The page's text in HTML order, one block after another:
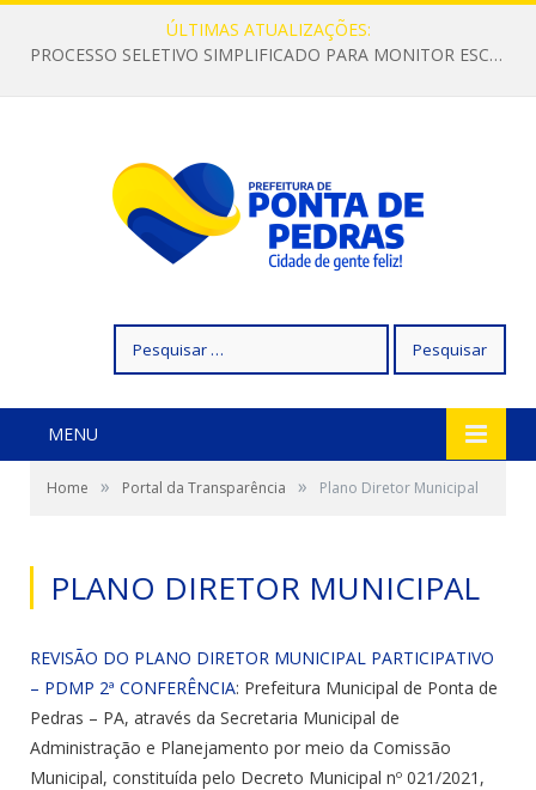
ÚLTIMAS ATUALIZAÇÕES:
PROCESSO SELETIVO SIMPLIFICADO PARA MONITOR ESCOLAR
por:
MENU
Home » Portal da Transparência » Plano Diretor Municipal
PLANO DIRETOR MUNICIPAL
REVISÃO DO PLANO DIRETOR MUNICIPAL PARTICIPATIVO
– PDMP 2ª CONFERÊNCIA: Prefeitura Municipal de Ponta de
Pedras – PA, através da Secretaria Municipal de
Administração e Planejamento por meio da Comissão
Municipal, constituída pelo Decreto Municipal nº 021/2021,